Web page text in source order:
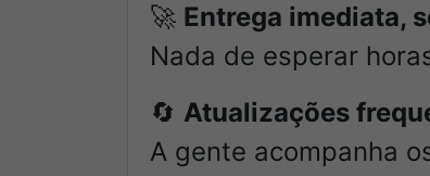
🚀 Entrega imediata,
Nada de esperar
🔄 Atualizações
A gente acompanha